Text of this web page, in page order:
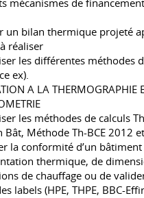
mécanismes de
un bilan thermique projeté
réaliser
les différentes méthodes
ex).
A LA THERMOGRAPHIE
les méthodes de calculs
Bât, Méthode Th-BCE 2012
la conformité d’un
thermique, de
de chauffage ou de
labels (HPE, THPE, BBC-